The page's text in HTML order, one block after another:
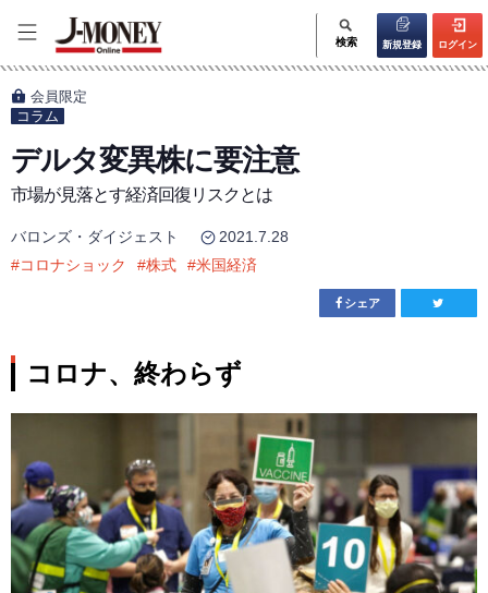
検索 新規登録 ログイン
会員限定
コラム
デルタ変異株に要注意
市場が見落とす経済回復リスクとは
バロンズ・ダイジェスト
2021.7.28
#コロナショック #株式 #米国経済
シェア
コロナ、終わらず